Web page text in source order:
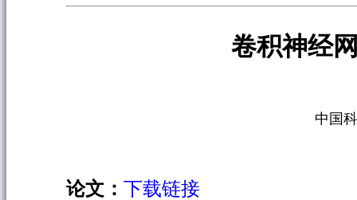
卷积神经
中国
论文： 下载链接